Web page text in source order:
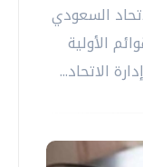
السعودي
الأولية
الاتحاد...